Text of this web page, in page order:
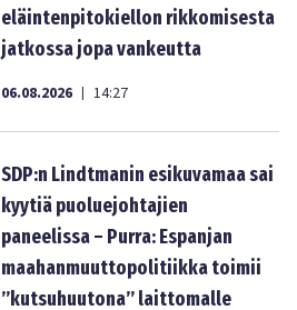
eläintenpitokiellon rikkomisesta
jatkossa jopa vankeutta
06.08.2026 | 14:27
SDP:n Lindtmanin esikuvamaa sai
kyytiä puoluejohtajien
paneelissa – Purra: Espanjan
maahanmuuttopolitiikka toimii
”kutsuhuutona” laittomalle